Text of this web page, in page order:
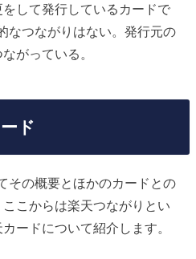
して発行しているカードで
なつながりはない。発行元の
がっている。
ド
その概要とほかのカードとの
こからは楽天つながりとい
ードについて紹介します。